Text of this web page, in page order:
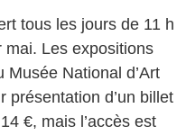
tous les jours de 11 h
Les expositions
National d’Art
présentation d’un billet
€, mais l’accès est